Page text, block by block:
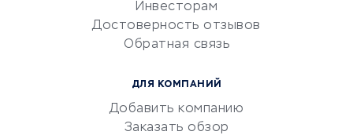
документооборот
Юридические компании
Бухгалтерия онлайн
Инвесторам
Достоверность отзывов
Обратная связь
ДЛЯ КОМПАНИЙ
Добавить компанию
Заказать обзор